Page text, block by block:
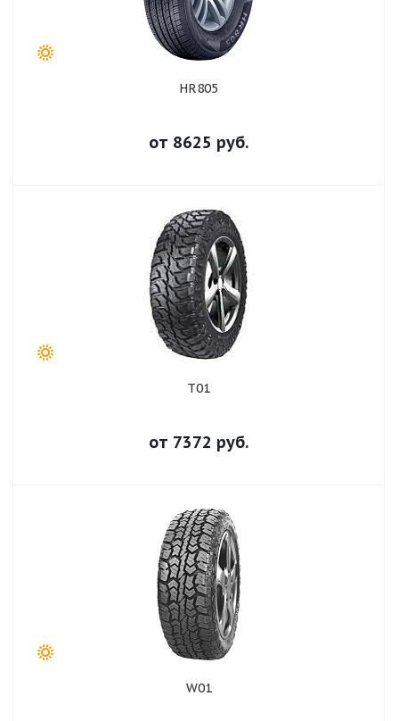
HR805
от 8625 руб.
T01
от 7372 руб.
W01